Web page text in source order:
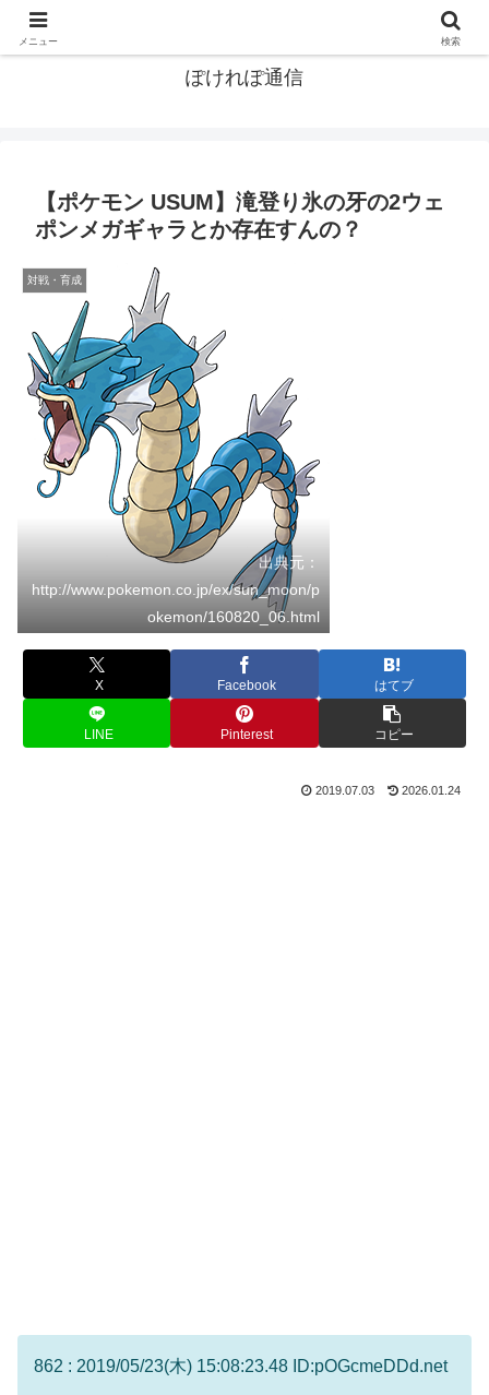
ぽけれぽ通信
【ポケモン USUM】滝登り氷の牙の2ウェ
ポンメガギャラとか存在すんの？
対戦・育成
出典元：
http://www.pokemon.co.jp/ex/sun_moon/p
okemon/160820_06.html
X Facebook はてブ
LINE Pinterest コピー
2019.07.03 2026.01.24
862 : 2019/05/23(木) 15:08:23.48 ID:pOGcmeDDd.net
メニュー 検索